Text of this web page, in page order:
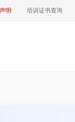
明 培训证书查询